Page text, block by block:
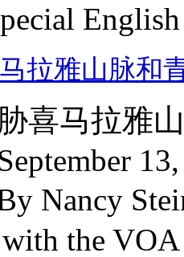
拉雅山脉和
喜马拉雅
Nancy
the VOA